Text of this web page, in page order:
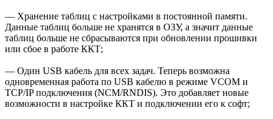
— Хранение таблиц с настройками в постоянной памяти.
Данные таблиц больше не хранятся в ОЗУ, а значит данные
таблиц больше не сбрасываются при обновлении прошивки
или сбое в работе ККТ;
— Один USB кабель для всех задач. Теперь возможна
одновременная работа по USB кабелю в режиме VCOM и
TCP/IP подключения (NCM/RNDIS). Это добавляет новые
возможности в настройке ККТ и подключении его к софт;